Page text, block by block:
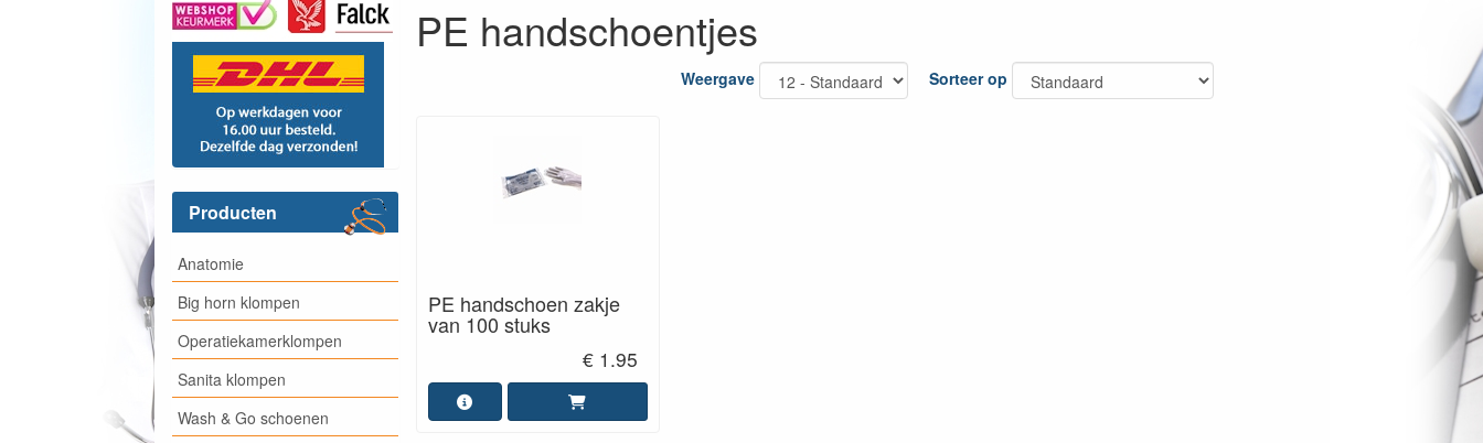
Producten
Anatomie
Big horn klompen
Operatiekamerklompen
Sanita klompen
Wash & Go schoenen
PE handschoentjes
Weergave Sorteer op
PE handschoen zakje
van 100 stuks
€ 1.95